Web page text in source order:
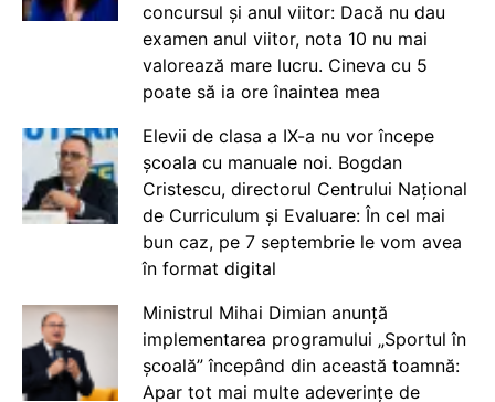
concursul și anul viitor: Dacă nu dau
examen anul viitor, nota 10 nu mai
valorează mare lucru. Cineva cu 5
poate să ia ore înaintea mea
Elevii de clasa a IX-a nu vor începe
școala cu manuale noi. Bogdan
Cristescu, directorul Centrului Național
de Curriculum și Evaluare: În cel mai
bun caz, pe 7 septembrie le vom avea
în format digital
Ministrul Mihai Dimian anunță
implementarea programului „Sportul în
școală” începând din această toamnă:
Apar tot mai multe adeverințe de